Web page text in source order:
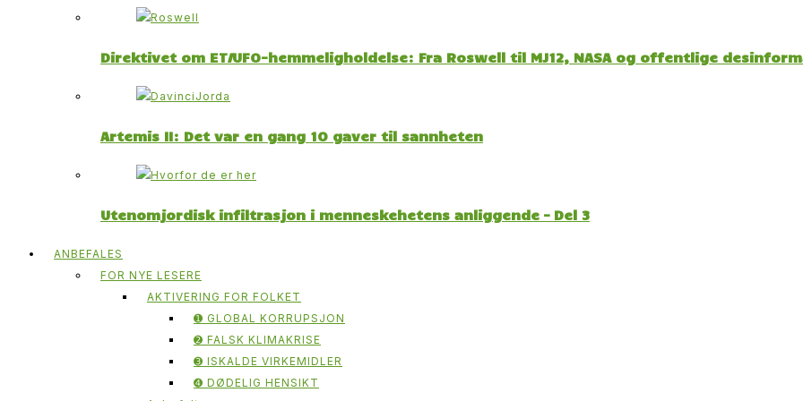
Direktivet om ET/UFO-hemmeligholdelse: Fra Roswell til MJ12, NASA og offentlige
Artemis II: Det var en gang 10 gaver til sannheten
Utenomjordisk infiltrasjon i menneskehetens anliggende – Del 3
ANBEFALES
FOR NYE LESERE
AKTIVERING FOR FOLKET
➊ GLOBAL KORRUPSJON
➋ FALSK KLIMAKRISE
➌ ISKALDE VIRKEMIDLER
➍ DØDELIG HENSIKT